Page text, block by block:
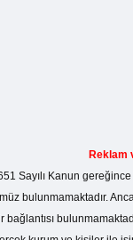
Reklam
Sayılı Kanun
bulunmamaktadır.
bağlantısı